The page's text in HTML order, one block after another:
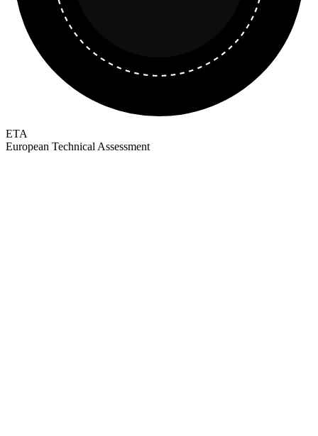
ETA
European Technical Assessment